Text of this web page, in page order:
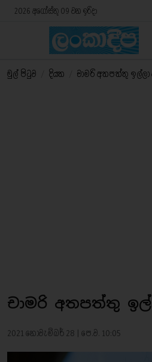
2026 අගෝස්තු 09 වන ඉරිදා
මුල් පිටුව දියත චාමරි අතපත්තු ඉල්ලා
චාමරි අතපත්තු
2021 නොවැම්බර් 28 | පෙ.ව. 10:05